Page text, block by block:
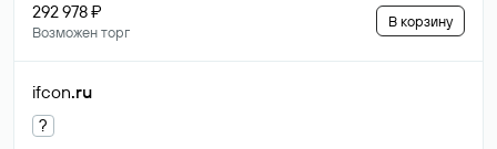
292 978 ₽
Возможен торг
В корзину
ifcon.ru
?